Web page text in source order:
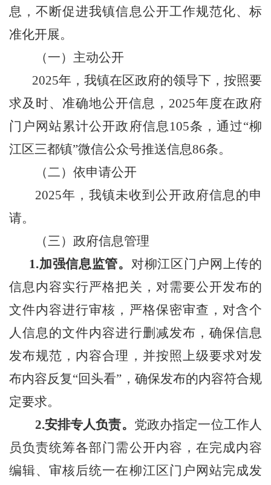
息，不断促进我镇信息公开工作规范化、标
准化开展。
（一） 主动公开
2025年，我镇在区政府的领导下，按照要
求及时、准确地公开信息， 2025年度在政府
门户网站累计公开政府信息105条，通过“柳
江区三都镇”微信公众号推送信息86条。
（二）依申请公开
2025年，我镇未收到公开政府信息的申
请。
（三） 政府信息管理
1.加强信息监管。 对柳江区门户网上传的
信息内容实行严格把关，对需要公开发布的
文件内容进行审核，严格保密审查，对含个
人信息的文件内容进行删减发布，确保信息
发布规范，内容合理，并按照上级要求对发
布内容反复“回头看”，确保发布的内容符合规
定要求。
2.安排专人负责。 党政办指定一位工作人
员负责统筹各部门需公开内容，在完成内容
编辑、审核后统一在柳江区门户网站完成发